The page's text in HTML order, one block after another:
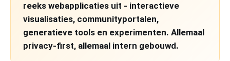
reeks webapplicaties uit - interactieve
visualisaties, communityportalen,
generatieve tools en experimenten. Allemaal
privacy-first, allemaal intern gebouwd.